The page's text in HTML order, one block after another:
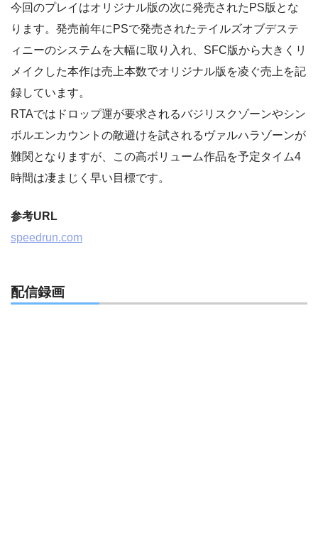
今回のプレイはオリジナル版の次に発売されたPS版とな
ります。発売前年にPSで発売されたテイルズオブデステ
ィニーのシステムを大幅に取り入れ、SFC版から大きくリ
メイクした本作は売上本数でオリジナル版を凌ぐ売上を記
録しています。
RTAではドロップ運が要求されるバジリスクゾーンやシン
ボルエンカウントの敵避けを試されるヴァルハラゾーンが
難関となりますが、この高ボリューム作品を予定タイム4
時間は凄まじく早い目標です。
参考URL
speedrun.com
配信録画